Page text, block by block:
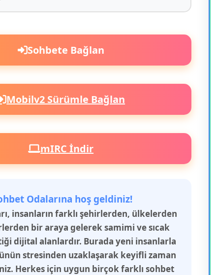
Sohbete Bağlan
Mobilv2 Sürümle Bağlan
mIRC İndir
Odalarına hoş geldiniz!
insanların farklı şehirlerden, ülkelerden
bir araya gelerek samimi ve sıcak
dijital alanlardır. Burada yeni insanlarla
stresinden uzaklaşarak keyifli zaman
Herkes için uygun birçok farklı sohbet